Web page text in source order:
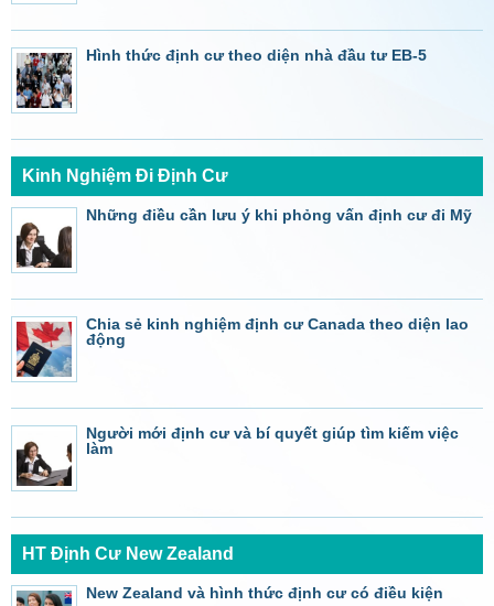
Hình thức định cư theo diện nhà đầu tư EB-5
Kinh Nghiệm Đi Định Cư
Những điều cần lưu ý khi phỏng vấn định cư đi Mỹ
Chia sẻ kinh nghiệm định cư Canada theo diện lao
động
Người mới định cư và bí quyết giúp tìm kiếm việc
làm
HT Định Cư New Zealand
New Zealand và hình thức định cư có điều kiện